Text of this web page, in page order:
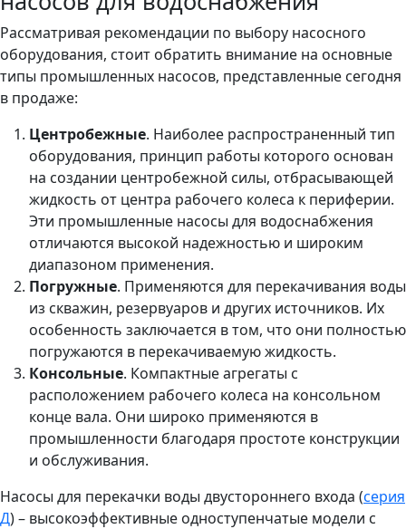
Рассматривая рекомендации по выбору насосного
оборудования, стоит обратить внимание на основные
типы промышленных насосов, представленные сегодня
в продаже:
Центробежные. Наиболее распространенный тип
оборудования, принцип работы которого основан
на создании центробежной силы, отбрасывающей
жидкость от центра рабочего колеса к периферии.
Эти промышленные насосы для водоснабжения
отличаются высокой надежностью и широким
диапазоном применения.
Погружные. Применяются для перекачивания воды
из скважин, резервуаров и других источников. Их
особенность заключается в том, что они полностью
погружаются в перекачиваемую жидкость.
Консольные. Компактные агрегаты с
расположением рабочего колеса на консольном
конце вала. Они широко применяются в
промышленности благодаря простоте конструкции
и обслуживания.
Насосы для перекачки воды двустороннего входа (серия
Д) – высокоэффективные одноступенчатые модели с